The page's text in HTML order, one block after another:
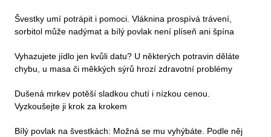
Švestky umí potrápit i pomoci. Vláknina prospívá trávení,
sorbitol může nadýmat a bílý povlak není plíseň ani špína
Vyhazujete jídlo jen kvůli datu? U některých potravin děláte
chybu, u masa či měkkých sýrů hrozí zdravotní problémy
Dušená mrkev potěší sladkou chutí i nízkou cenou.
Vyzkoušejte ji krok za krokem
Bílý povlak na švestkách: Možná se mu vyhýbáte. Podle něj